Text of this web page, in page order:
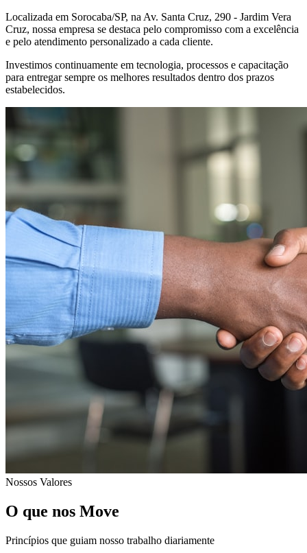
Localizada em Sorocaba/SP, na Av. Santa Cruz, 290 - Jardim Vera
Cruz, nossa empresa se destaca pelo compromisso com a excelência
e pelo atendimento personalizado a cada cliente.
Investimos continuamente em tecnologia, processos e capacitação
para entregar sempre os melhores resultados dentro dos prazos
estabelecidos.
Nossos Valores
O que nos Move
Princípios que guiam nosso trabalho diariamente